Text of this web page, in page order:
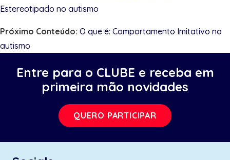
Estereotipado no autismo
Próximo Conteúdo: O que é: Comportamento Imitativo no
autismo
Entre para o CLUBE e receba em
primeira mão novidades
QUERO PARTICIPAR